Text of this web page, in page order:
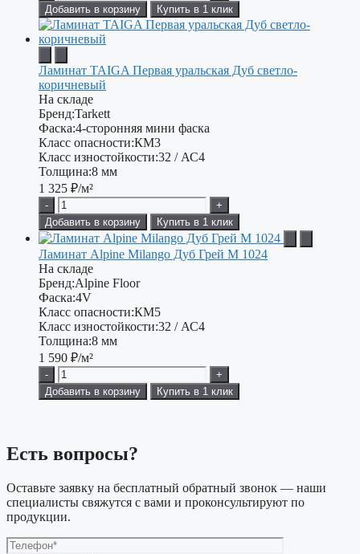
Добавить в корзину
Купить в 1 клик
Ламинат TAIGA Первая уральская Дуб светло-
коричневый
На складе
Бренд:Tarkett
Фаска:4-сторонняя мини фаска
Класс опасности:КМ3
Класс изностойкости:32 / АС4
Толщина:8 мм
1 325 ₽/м²
-
+
Добавить в корзину
Купить в 1 клик
Ламинат Alpine Milango Дуб Грей М 1024
На складе
Бренд:Alpine Floor
Фаска:4V
Класс опасности:КМ5
Класс изностойкости:32 / АС4
Толщина:8 мм
1 590 ₽/м²
-
+
Добавить в корзину
Купить в 1 клик
Есть вопросы?
Оставьте заявку на бесплатный обратный звонок — наши
специалисты свяжутся с вами и проконсультируют по
продукции.